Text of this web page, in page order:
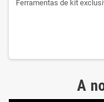
Ferramentas de kit
Ele contém um manual
Veja o conteúdo do kit na
Ferramentas de kit
A